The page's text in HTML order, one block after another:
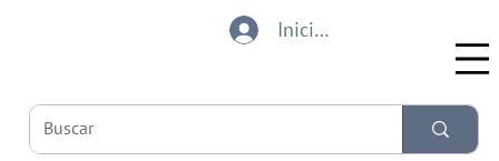
Iniciar sesión